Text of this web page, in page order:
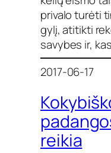
privalo turėti
gylį, atitikti
savybes ir,
2017-06-17
reikia